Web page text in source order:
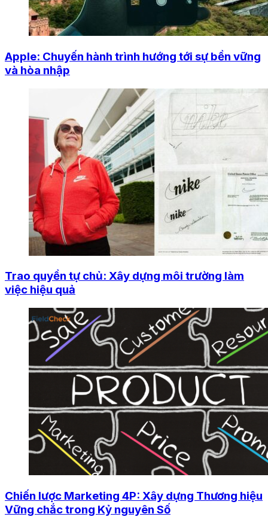
Apple: Chuyến hành trình hướng tới sự bền vững
và hòa nhập
Trao quyền tự chủ: Xây dựng môi trường làm
việc hiệu quả
Chiến lược Marketing 4P: Xây dựng Thương hiệu
Vững chắc trong Kỷ nguyên Số